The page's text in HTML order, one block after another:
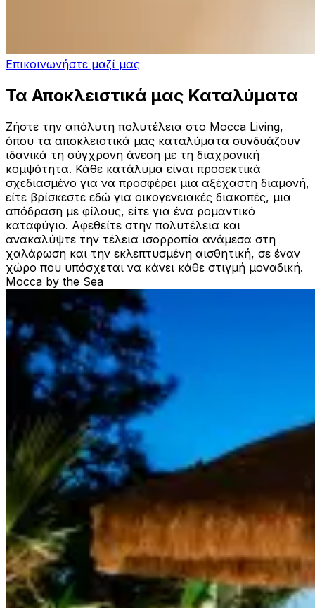
Επικοινωνήστε μαζί μας
Τα Αποκλειστικά μας Καταλύματα
Ζήστε την απόλυτη πολυτέλεια στο Mocca Living,
όπου τα αποκλειστικά μας καταλύματα συνδυάζουν
ιδανικά τη σύγχρονη άνεση με τη διαχρονική
κομψότητα. Κάθε κατάλυμα είναι προσεκτικά
σχεδιασμένο για να προσφέρει μια αξέχαστη διαμονή,
είτε βρίσκεστε εδώ για οικογενειακές διακοπές, μια
απόδραση με φίλους, είτε για ένα ρομαντικό
καταφύγιο. Αφεθείτε στην πολυτέλεια και
ανακαλύψτε την τέλεια ισορροπία ανάμεσα στη
χαλάρωση και την εκλεπτυσμένη αισθητική, σε έναν
χώρο που υπόσχεται να κάνει κάθε στιγμή μοναδική.
Mocca by the Sea